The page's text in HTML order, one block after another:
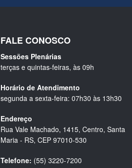
FALE CONOSCO
Sessões Plenárias
terças e quintas-feiras, às 09h
Horário de Atendimento
segunda a sexta-feira: 07h30 às 13h30
Endereço
Rua Vale Machado, 1415, Centro, Santa
Maria - RS, CEP 97010-530
Telefone: (55) 3220-7200